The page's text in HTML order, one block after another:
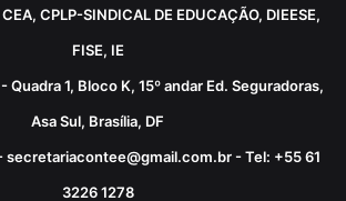
CPLP-SINDICAL DE EDUCAÇÃO, DIEESE,
FISE, IE
Quadra 1, Bloco K, 15º andar Ed. Seguradoras,
Asa Sul, Brasília, DF
- Tel: +55 61
3226 1278